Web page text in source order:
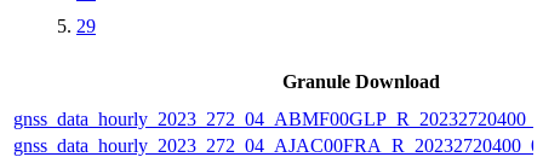
29
Granule Download